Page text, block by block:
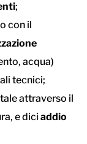
;
con il
acqua)
tecnici;
attraverso il
e dici addio